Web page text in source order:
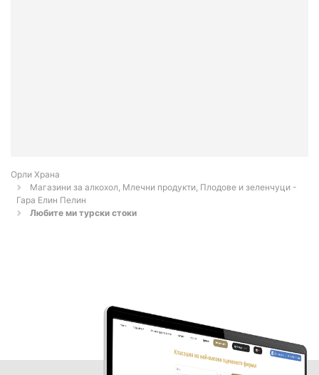
Орли Храна
Магазини за алкохол, Млечни продукти, Плодове и зеленчуци -
Гара Елин Пелин
Любите ми турски стоки